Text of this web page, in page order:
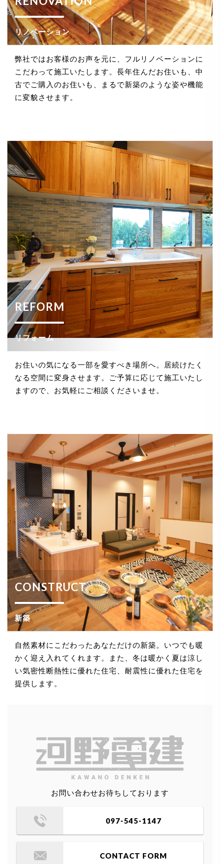
リノベーション
弊社ではお客様のお声を元に、フルリノベーションに
こだわって施工いたします。長年住んだお住いも、中
古でご購入のお住いも、まるで新築のような姿や機能
に変貌させます。
REFORM
リフォーム
お住いの気になる一部を愛すべき場所へ。居続けたく
なる空間に変身させます。ご予算に応じて施工いたし
ますので、お気軽にご相談くださいませ。
CONSTRUCT
新築
自然素材にこだわったあなただけの新築。いつでも暖
かく迎え入れてくれます。また、冬は暖かく夏は涼し
い気密性断熱性に優れた住宅、耐震性に優れた住宅を
提供します。
お問い合わせお待ちしております
097-545-1147
CONTACT FORM
法令、規範の遵守と見直し
当社は、保有する個人情報に関して適用される日本の
法令、その他規範を遵守するとともに、本ポリシーの
内容を適宜見直し、その改善に努めます。
お問い合せ
保ち、個人情報への不正アクセス・紛失・破損・改ざ
ん・漏洩などを防止するため、セキュリティシステム
の維持・管理体制の整備・社員教育の徹底等の必要な
措置を講じ、安全対策を実施し個人情報の厳重な管理
を行ないます。